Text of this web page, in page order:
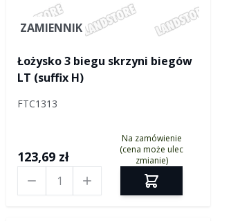
ZAMIENNIK
Łożysko 3 biegu skrzyni biegów
LT (suffix H)
FTC1313
123,69 zł
Na zamówienie
(cena może ulec
zmianie)